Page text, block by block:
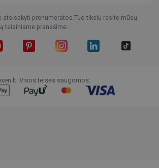
atsisakyti prenumeratos.Tuo tikslu rasite mūsų
teisiniame pranešime.
Visos teisės saugomos.